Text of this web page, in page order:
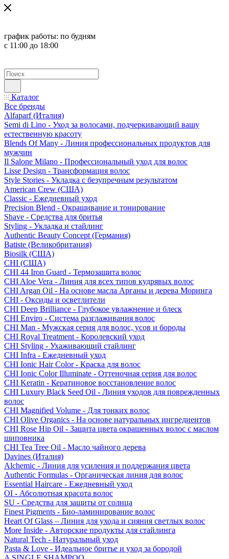
график работы: по будням
с 11:00 до 18:00
Каталог
Все бренды
Alfaparf (Италия)
Semi di Lino - Уход за волосами, подчеркивающий вашу
естественную красоту
Blends Of Many - Линия профессиональных продуктов для
мужчин
Il Salone Milano - Профессиональный уход для волос
Lisse Design - Трансформация волос
Style Stories - Укладка с безупречным результатом
American Crew (США)
Classic - Ежедневный уход
Precision Blend - Окрашивание и тонирование
Shave - Средства для бритья
Styling - Укладка и стайлинг
Authentic Beauty Concept (Германия)
Batiste (Великобритания)
Biosilk (США)
CHI (США)
CHI 44 Iron Guard - Термозащита волос
CHI Aloe Vera - Линия для всех типов кудрявых волос
CHI Argan Oil - На основе масла Арганы и дерева Моринга
CHI - Оксиды и осветлители
CHI Deep Brilliance - Глубокое увлажнение и блеск
CHI Enviro - Система разглаживания волос
CHI Man - Мужская серия для волос, усов и бороды
CHI Royal Treatment - Королевский уход
CHI Styling - Ухаживающий стайлинг
CHI Infra - Ежедневный уход
CHI Ionic Hair Color - Краска для волос
CHI Ionic Color Illuminate - Оттеночная серия для волос
CHI Keratin - Кератиновое восстановление волос
CHI Luxury Black Seed Oil - Линия уходов для поврежденных
волос
CHI Magnified Volume - Для тонких волос
CHI Olive Organics - На основе натуральных ингредиентов
CHI Rose Hip Oil - Защита цвета окрашенных волос с маслом
шиповника
CHI Tea Tree Oil - Масло чайного дерева
Davines (Италия)
Alchemic - Линия для усиления и поддержания цвета
Authentic Formulas - Органическая линия для волос
Essential Haircare - Eжедневный уход
OI - Абсолютная красота волос
SU - Средства для защиты от солнца
Finest Pigments - Био-ламинирование волос
Heart Of Glass – Линия для ухода и сияния светлых волос
More Inside - Авторские продукты для стайлинга
Natural Tech - Натуральный уход
Pasta & Love - Идеальное бритье и уход за бородой